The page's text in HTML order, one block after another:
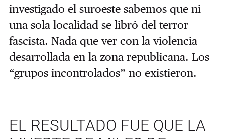
investigado el suroeste sabemos que ni
una sola localidad se libró del terror
fascista. Nada que ver con la violencia
desarrollada en la zona republicana. Los
“grupos incontrolados” no existieron.
EL RESULTADO FUE QUE LA